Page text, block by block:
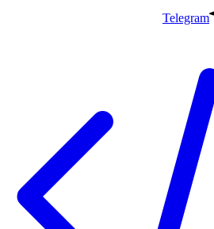
Telegram